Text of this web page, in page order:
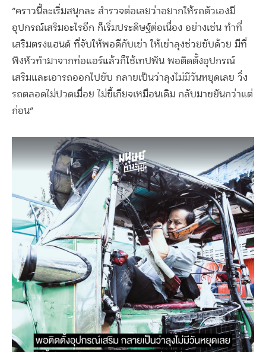
“คราวนี้ละเริ่มสนุกละ สำรวจต่อเลยว่าอยากให้รถตัวเองมี
อุปกรณ์เสริมอะไรอีก ก็เริ่มประดิษฐ์ต่อเนื่อง อย่างเช่น ทำที่
เสริมตรงแฮนด์ ที่จับให้พอดีกับเข่า ให้เข่าลุงช่วยขับด้วย มีที่
พิงหัวทำมาจากท่อแอร์แล้วก็ใช้เทปพัน พอติดตั้งอุปกรณ์
เสริมและเอารถออกไปขับ กลายเป็นว่าลุงไม่มีวันหยุดเลย วิ่ง
รถตลอดไม่ปวดเมื่อย ไม่ขี้เกียจเหมือนเดิม กลับมาขยันกว่าแต่
ก่อน”